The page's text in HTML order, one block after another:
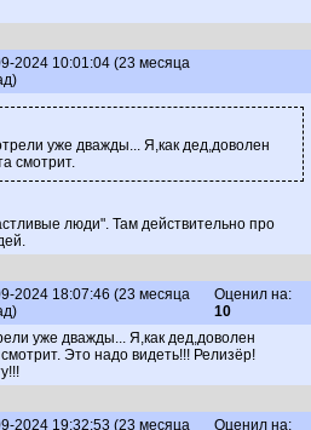
2024 10:01:04 (23 месяца
уже дважды... Я,как дед,доволен
смотрит.
люди". Там действительно про
2024 18:07:46 (23 месяца
Оценил на:
10
уже дважды... Я,как дед,доволен
Это надо видеть!!! Релизёр!
2024 19:32:53 (23 месяца Оценил на: